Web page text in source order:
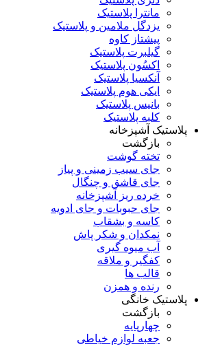
مانترا پلاستیک
یزدگل ملامین و پلاستیک
پیشتاز کاوه
گیلبرت پلاستیک
اکسُون پلاستیک
آنکسیا پلاستیک
ایکی هوم پلاستیک
بانیس پلاستیک
کلبه پلاستیک
پلاستیک آشپزخانه
بازگشت
تخته گوشت
جای سیب زمینی و پیاز
جای قاشق و چنگال
خرده ریز آشپزخانه
جای حبوبات و جای ادویه
کاسه و بشقاب
نمکدان و شکر پاش
آب میوه گیری
کفگیر و ملاقه
قالب ها
رنده و همزن
پلاستیک خانگی
بازگشت
چهارپایه
جعبه لوازم خیاطی